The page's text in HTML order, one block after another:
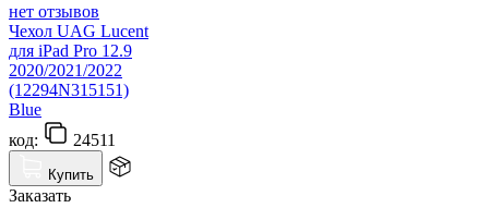
нет отзывов
Чехол UAG Lucent
для iPad Pro 12.9
2020/2021/2022
(12294N315151)
Blue
код:
24511
Купить
Заказать